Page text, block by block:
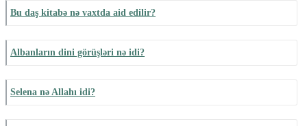
Bu daş kitabə nə vaxtda aid edilir?
Albanların dini görüşləri nə idi?
Selena nə Allahı idi?